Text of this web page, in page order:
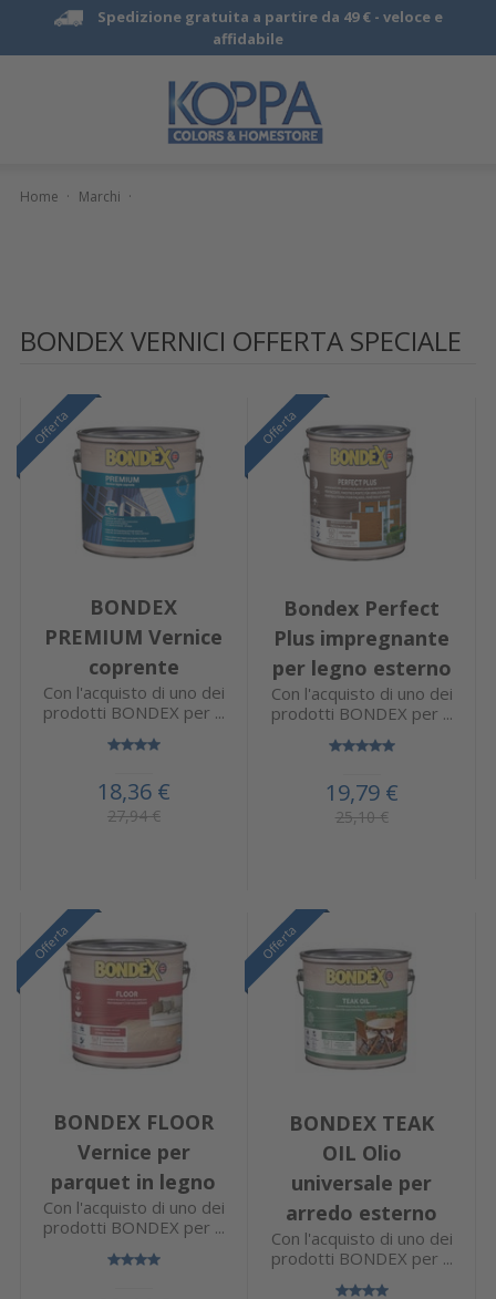
Spedizione gratuita a partire da 49 € - veloce e
affidabile
Home · Marchi ·
BONDEX VERNICI OFFERTA SPECIALE
Offerta
BONDEX
PREMIUM Vernice
coprente
Con l'acquisto di uno dei
prodotti BONDEX per ...
18,36 €
27,94 €
Offerta
Bondex Perfect
Plus impregnante
per legno esterno
Con l'acquisto di uno dei
prodotti BONDEX per ...
19,79 €
25,10 €
Offerta
BONDEX FLOOR
Vernice per
parquet in legno
Con l'acquisto di uno dei
prodotti BONDEX per ...
Offerta
BONDEX TEAK
OIL Olio
universale per
arredo esterno
Con l'acquisto di uno dei
prodotti BONDEX per ...